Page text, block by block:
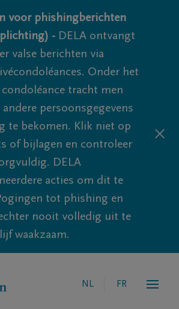
voor phishingberichten
- DELA ontvangt
valse berichten via
Onder het
tracht men
persoonsgegevens
te bekomen. Klik niet op
of bijlagen en controleer
DELA
acties om dit te
tot phishing en
nooit volledig uit te
waakzaam.
NL FR